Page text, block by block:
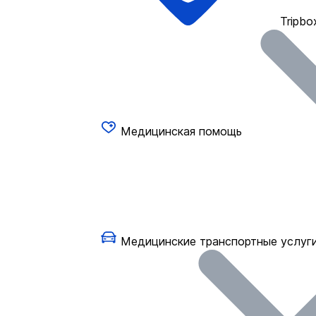
Медицинская помощь
Медицинские транспортные